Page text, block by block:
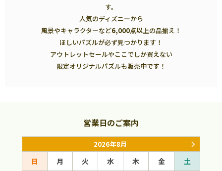
す。
人気のディズニーから
風景やキャラクターなど6,000点以上の品揃え！
ほしいパズルが必ず見つかります！
アウトレットセールやここでしか買えない
限定オリジナルパズルも販売中です！
営業日のご案内
2026年8月
日 月 火 水 木 金
土